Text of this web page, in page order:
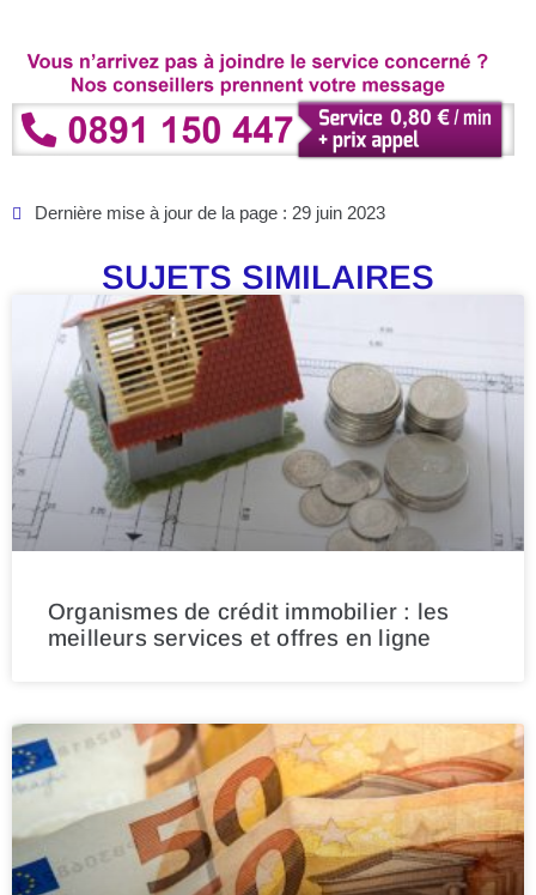
Dernière mise à jour de la page : 29 juin 2023
SUJETS SIMILAIRES
Organismes de crédit immobilier : les
meilleurs services et offres en ligne